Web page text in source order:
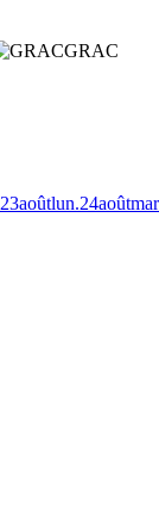
GRAC
23aoûtlun.24août